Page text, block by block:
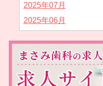
2025年07月
2025年06月
2025年04月
2025年02月
2025年01月